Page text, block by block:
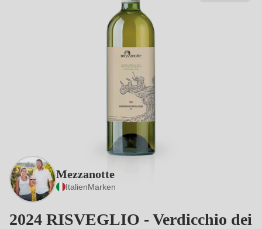
Mezzanotte
ItalienMarken
2024 RISVEGLIO - Verdicchio dei